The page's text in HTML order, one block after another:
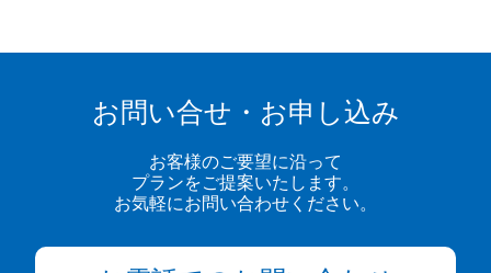
お問い合せ・お申し込み
お客様のご要望に沿って
プランをご提案いたします。
お気軽にお問い合わせください。